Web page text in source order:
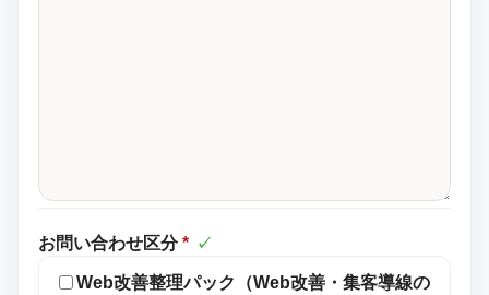
お問い合わせ区分 * ✓
Web改善整理パック（Web改善・集客導線の